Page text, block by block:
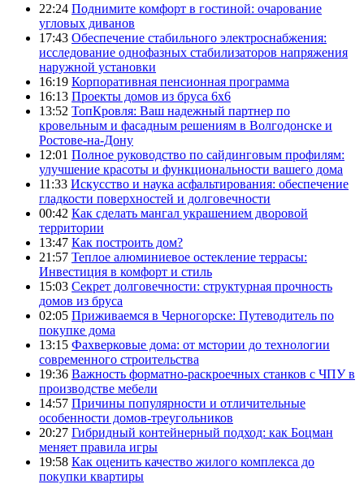
22:24 Поднимите комфорт в гостиной: очарование
угловых диванов
17:43 Обеспечение стабильного электроснабжения:
исследование однофазных стабилизаторов напряжения
наружной установки
16:19 Корпоративная пенсионная программа
16:13 Проекты домов из бруса 6х6
13:52 ТопКровля: Ваш надежный партнер по
кровельным и фасадным решениям в Волгодонске и
Ростове-на-Дону
12:01 Полное руководство по сайдинговым профилям:
улучшение красоты и функциональности вашего дома
11:33 Искусство и наука асфальтирования: обеспечение
гладкости поверхностей и долговечности
00:42 Как сделать мангал украшением дворовой
территории
13:47 Как построить дом?
21:57 Теплое алюминиевое остекление террасы:
Инвестиция в комфорт и стиль
15:03 Секрет долговечности: структурная прочность
домов из бруса
02:05 Приживаемся в Черногорске: Путеводитель по
покупке дома
13:15 Фахверковые дома: от мстории до технологии
современного строительства
19:36 Важность форматно-раскроечных станков с ЧПУ в
производстве мебели
14:57 Причины популярности и отличительные
особенности домов-треугольников
20:27 Гибридный контейнерный подход: как Боцман
меняет правила игры
19:58 Как оценить качество жилого комплекса до
покупки квартиры